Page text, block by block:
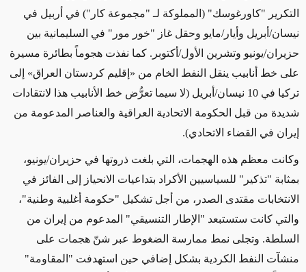
التكرير "كاورغوسك" (المملوكة لـ "مجموعة كار") في أربيل في
نيسان/أبريل وأيار/مايو وحقل غاز "خور مور" في السليمانية بين
حزيران/يونيو وتشرين الأول/أكتوبر. كما نفذت هجوماً بطائرة مسيرة
على خط أنابيب ينقل النفط الخام من «إقليم كردستان العراق» إلى
تركيا في 10 نيسان/أبريل
(لا سيما تعرُّض خط الأنابيب هذا لانتقادات
شديدة من قبل الحكومة الاتحادية العراقية والعناصر المدعومة من
إيران في القضاء الاتحادي).
وكانت معظم هذه الهجمات، التي بلغت ذروتها في حزيران/يونيو،
بمثابة "تذكير" للسياسيين الأكراد بتداعيات الانحياز إلى الفائز في
الانتخابات مقتدى الصدر، من أجل تشكيل "حكومة أغلبية وطنية"،
والتي كانت ستستبعد "الإطار التنسيقي" المدعوم من إيران من
السلطة. وتجلى نمط ممارسة الضغوط عبر شنّ هجمات على
منشآت النفط الكردية بشكل إضافي حين استهدفت "المقاومة"